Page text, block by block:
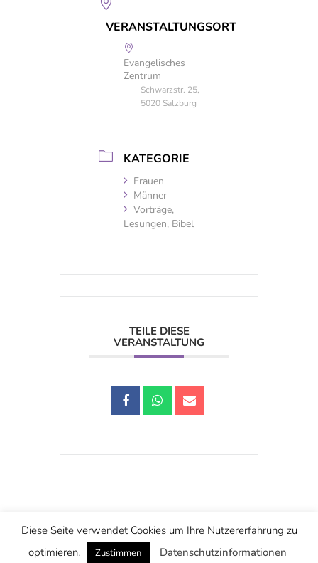
VERANSTALTUNGSORT
Evangelisches
Zentrum
Schwarzstr. 25,
5020 Salzburg
KATEGORIE
Frauen
Männer
Vorträge,
Lesungen, Bibel
TEILE DIESE
VERANSTALTUNG
Schwarzstraße 25, 5020 Salzburg
office@christuskirche.at
+43 662 874445
Diese Seite verwendet Cookies um Ihre Nutzererfahrung zu
optimieren.
Zustimmen Datenschutzinformationen